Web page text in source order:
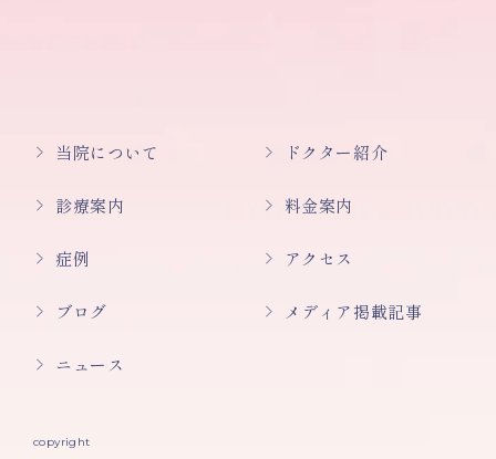
当院について ドクター紹介
診療案内 料金案内
症例 アクセス
ブログ メディア掲載記事
ニュース
copyright